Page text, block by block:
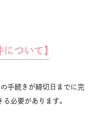
ついて】
手続きが締切日までに完
必要があります。